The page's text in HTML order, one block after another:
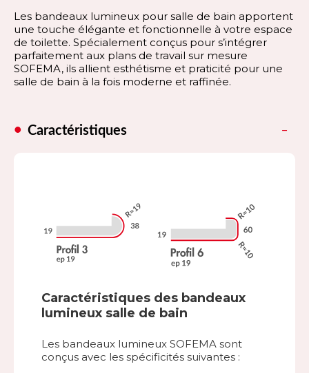
Les bandeaux lumineux pour salle de bain apportent
une touche élégante et fonctionnelle à votre espace
de toilette. Spécialement conçus pour s’intégrer
parfaitement aux plans de travail sur mesure
SOFEMA, ils allient esthétisme et praticité pour une
salle de bain à la fois moderne et raffinée.
Caractéristiques
Caractéristiques des bandeaux
lumineux salle de bain
Les bandeaux lumineux SOFEMA sont
conçus avec les spécificités suivantes :